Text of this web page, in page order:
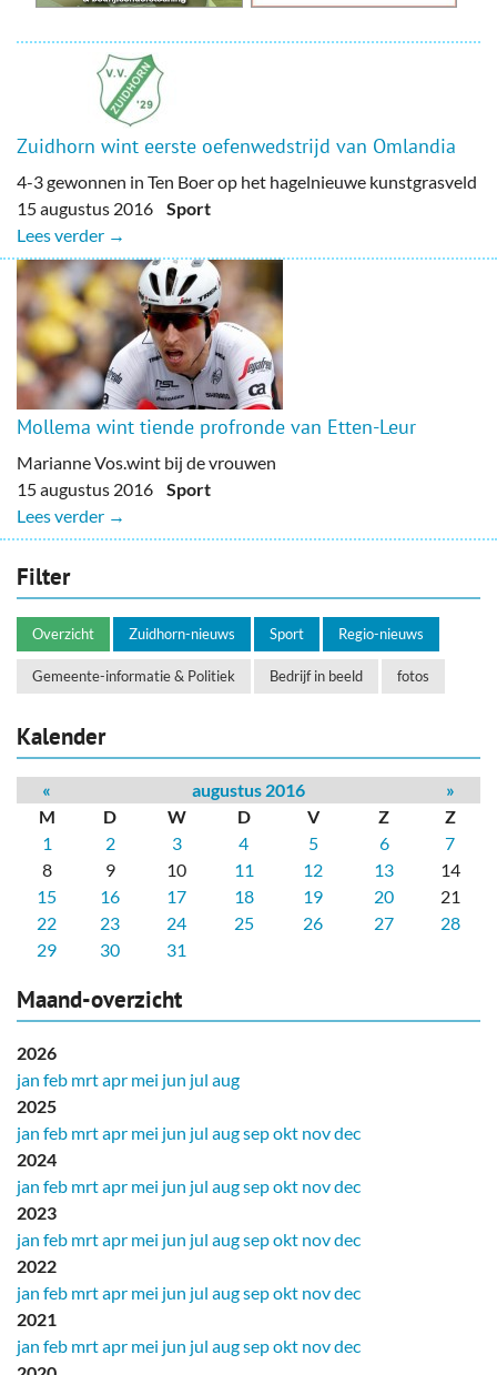
Zuidhorn wint eerste oefenwedstrijd van Omlandia
4-3 gewonnen in Ten Boer op het hagelnieuwe kunstgrasveld
15 augustus 2016 Sport
Lees verder →
Mollema wint tiende profronde van Etten-Leur
Marianne Vos.wint bij de vrouwen
15 augustus 2016 Sport
Lees verder →
Filter
Overzicht Zuidhorn-nieuws Sport Regio-nieuws
Gemeente-informatie & Politiek Bedrijf in beeld fotos
Kalender
« augustus 2016
»
M
D W D V Z
Z
1
2 3 4 5 6
7
8
9 10 11 12 13
14
15
16 17 18 19 20
21
22
23 24 25 26 27
28
29
30 31
Maand-overzicht
2026
jan feb mrtapr mei jun jul aug
2025
jan feb mrtapr mei jun jul augsepokt novdec
2024
jan feb mrtapr mei jun jul augsepokt novdec
2023
jan feb mrtapr mei jun jul augsepokt novdec
2022
jan feb mrtapr mei jun jul augsepokt novdec
2021
jan feb mrtapr mei jun jul augsepokt novdec